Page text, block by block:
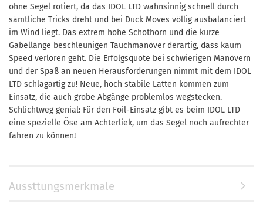
ohne Segel rotiert, da das IDOL LTD wahn­sinnig schnell durch
sämtliche Tricks dreht und bei Duck Moves völlig ausbalanciert
im Wind liegt. Das extrem hohe Schothorn und die kurze
Gabellänge beschleunigen Tauch­manöver derartig, dass kaum
Speed verloren geht. Die Erfolgsquote bei schwierigen Manövern
und der Spaß an neuen Herausforderungen nimmt mit dem IDOL
LTD schlagartig zu! Neue, hoch stabile Latten kommen zum
Einsatz, die auch grobe Abgänge problemlos wegstecken.
Schlicht­weg genial: Für den Foil-Einsatz gibt es beim IDOL LTD
eine spezielle Öse am Achterliek, um das Segel noch aufrechter
fahren zu können!
Aussttungsmerkmale